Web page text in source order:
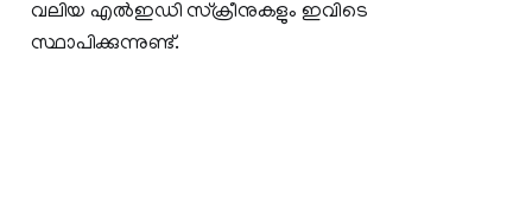
വലിയ എല്‍ഇഡി സ്‌ക്രീനുകളും ഇവിടെ
സ്ഥാപിക്കുന്നുണ്ട്.